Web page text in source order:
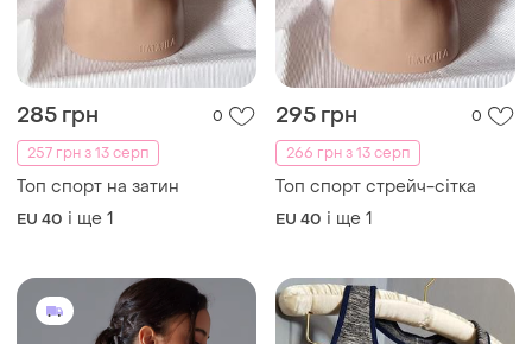
285 грн
0
257 грн з 13 серп
Топ спорт на затин
EU 40 і ще 1
295 грн
0
266 грн з 13 серп
Топ спорт стрейч-сітка
EU 40 і ще 1